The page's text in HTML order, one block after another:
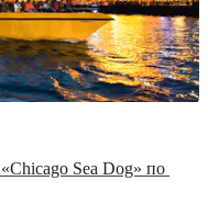
Sea Dog» по